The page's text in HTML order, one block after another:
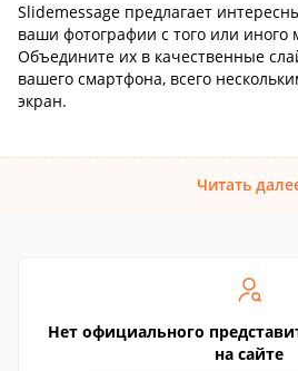
Slidemessage предлагает
ваши фотографии с того или иного
Объедините их в качественные
вашего смартфона, всего
экран.
Читать
Нет официального
на сайте